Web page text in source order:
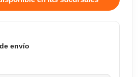
envío